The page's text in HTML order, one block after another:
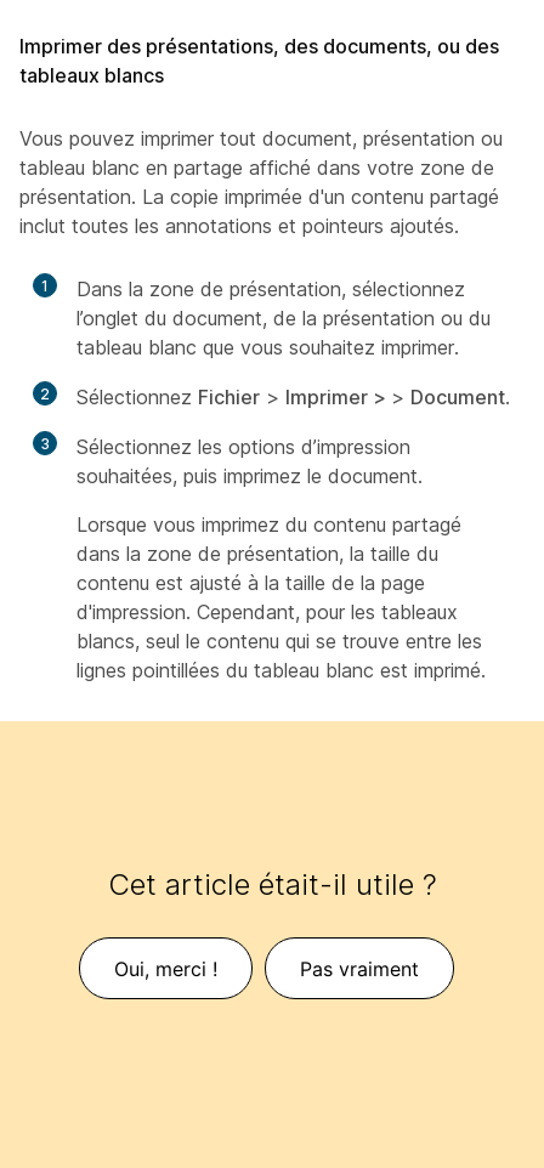
Imprimer des présentations, des documents, ou des
tableaux blancs
Vous pouvez imprimer tout document, présentation ou
tableau blanc en partage affiché dans votre zone de
présentation. La copie imprimée d'un contenu partagé
inclut toutes les annotations et pointeurs ajoutés.
1
Dans la zone de présentation, sélectionnez
l’onglet du document, de la présentation ou du
tableau blanc que vous souhaitez imprimer.
2 Sélectionnez Fichier > Imprimer > > Document.
3
Sélectionnez les options d’impression
souhaitées, puis imprimez le document.
Lorsque vous imprimez du contenu partagé
dans la zone de présentation, la taille du
contenu est ajusté à la taille de la page
d'impression. Cependant, pour les tableaux
blancs, seul le contenu qui se trouve entre les
lignes pointillées du tableau blanc est imprimé.
Cet article était-il utile ?
Oui, merci ! Pas vraiment